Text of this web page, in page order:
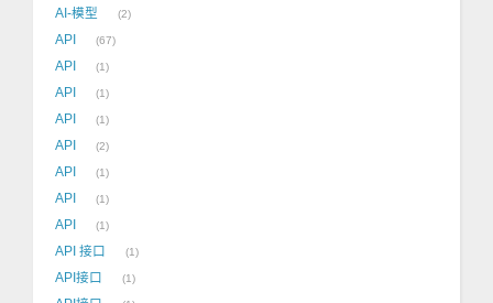
AI-模型 2
API 67
API 1
API 1
API 1
API 2
API 1
API 1
API 1
API 接口 1
API接口 1